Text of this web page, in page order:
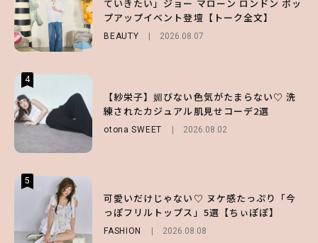
ていきたい」ジョー マローン ロンドン ポッ
プアップイベント登壇【トーク全文】
BEAUTY 2026.08.07
4
【紗栄子】媚びない色気がたまらない♡ 洗
練されたカジュアル肌見せコーデ2選
otona SWEET 2026.08.02
5
可愛いだけじゃない♡ ヌケ感たっぷり「今
っぽフリルトップス」5選【ちぃぽぽ】
FASHION 2026.08.08
第1弾の気になるメニュー＆限定グッズを総
チェック！
LIFESTYLE 2026.07.31
4
【SNIDEL】長濱ねるとロマンティックトラ
ッドな秋はじめ｜2026秋の新作コーデ4選
FASHION Sponsored 2026.07.10
5
【ALD1】グループの魅力＆素顔に迫る♡ 一
問一答をお届け！【sweet web独占】
ENTERTAINMENT 2026.08.03
げなく肌見せ！透け感のニュアンスを楽しめ
るマストハブアイテム4選
FASHION 2026.07.19
4
【ハローキティ】がスシローと初コラボ♡
第1弾の気になるメニュー＆限定グッズを総
チェック！
2026.07.31
5
月直伝♡ ドライシャンプー「バティスト」
を使ったプロ級スタイリング3選
Sponsored